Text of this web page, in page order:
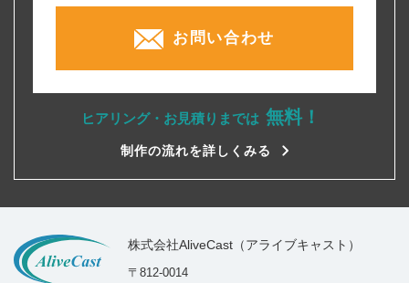
お問い合わせ
ヒアリング・お見積りまでは 無料！
制作の流れを詳しくみる
株式会社AliveCast（アライブキャスト）
〒812-0014